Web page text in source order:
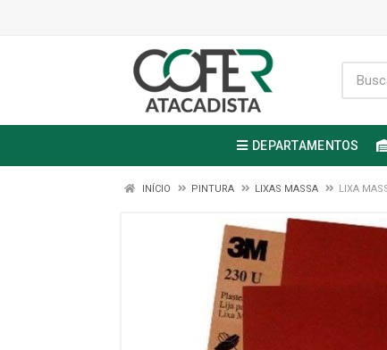
DEPARTAMENTOS
INÍCIO PINTURA LIXAS MASSA LIXA